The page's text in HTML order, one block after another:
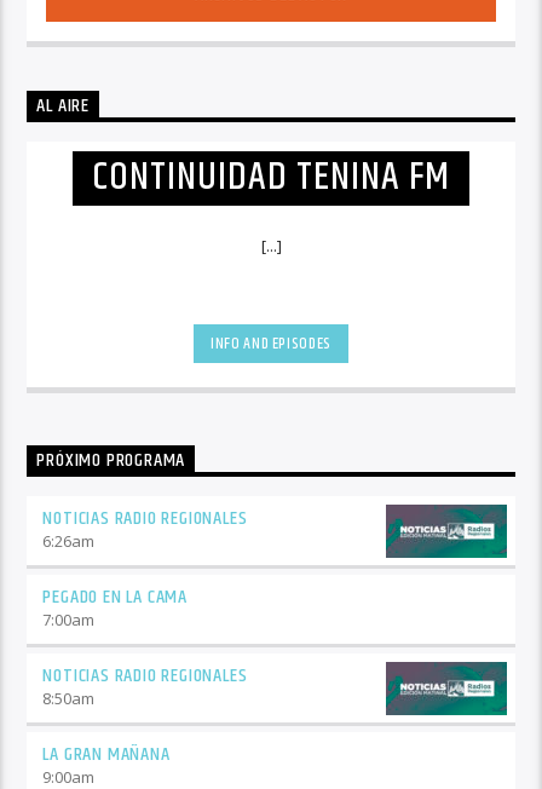
AL AIRE
CONTINUIDAD TENINA FM
[...]
INFO AND EPISODES
PRÓXIMO PROGRAMA
NOTICIAS RADIO REGIONALES
6:26am
PEGADO EN LA CAMA
7:00am
NOTICIAS RADIO REGIONALES
8:50am
LA GRAN MAÑANA
9:00am